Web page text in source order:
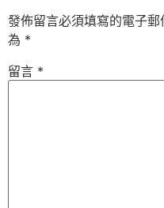
發佈留言必須填寫的電子郵
為 *
留言 *